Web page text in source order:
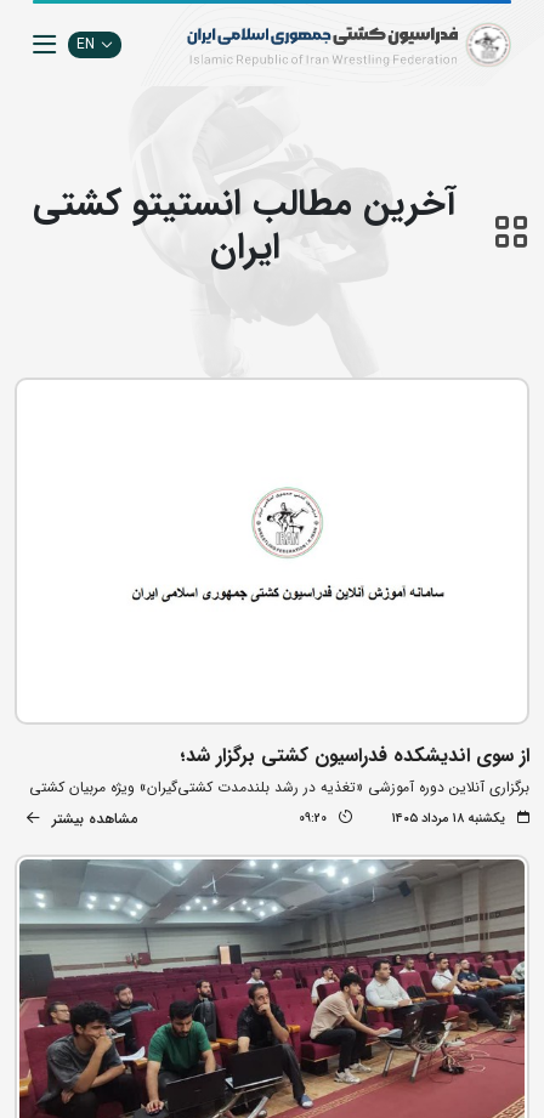
EN
آخرین مطالب انستيتو كشتي
ايران
از سوی اندیشکده فدراسیون کشتی برگزار شد؛
برگزاری آنلاین دوره آموزشی «تغذیه در رشد بلندمدت کشتی‌گیران» ویژه مربیان کشتی
یکشنبه ۱۸ مرداد ۱۴۰۵ 09:20 مشاهده بیشتر